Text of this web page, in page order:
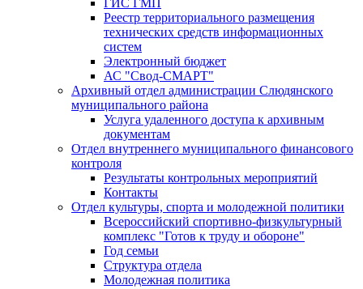
ГИС ГМП
Реестр территориального размещения
технических средств информационных
систем
Электронный бюджет
АС "Свод-СМАРТ"
Архивный отдел администрации Слюдянского
муниципального района
Услуга удаленного доступа к архивным
документам
Отдел внутреннего муниципального финансового
контроля
Результаты контрольных мероприятий
Контакты
Отдел культуры, спорта и молодежной политики
Всероссийский спортивно-физкультурный
комплекс "Готов к труду и обороне"
Год семьи
Структура отдела
Молодежная политика